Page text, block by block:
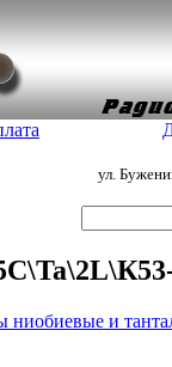
ул.
ниобиевые и